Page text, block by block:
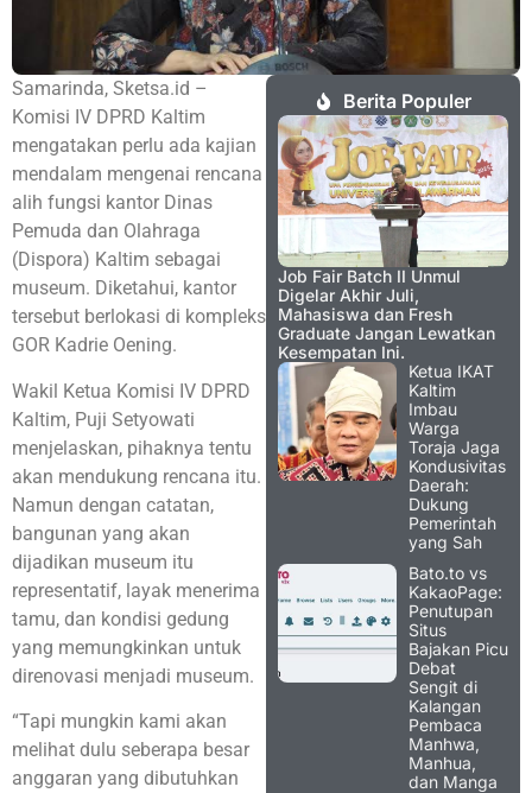
Samarinda, Sketsa.id –
Komisi IV DPRD Kaltim
mengatakan perlu ada kajian
mendalam mengenai rencana
alih fungsi kantor Dinas
Pemuda dan Olahraga
(Dispora) Kaltim sebagai
museum. Diketahui, kantor
tersebut berlokasi di kompleks
GOR Kadrie Oening.
Wakil Ketua Komisi IV DPRD
Kaltim, Puji Setyowati
menjelaskan, pihaknya tentu
akan mendukung rencana itu.
Namun dengan catatan,
bangunan yang akan
dijadikan museum itu
representatif, layak menerima
tamu, dan kondisi gedung
yang memungkinkan untuk
direnovasi menjadi museum.
“Tapi mungkin kami akan
melihat dulu seberapa besar
anggaran yang dibutuhkan
Berita Populer
Job Fair Batch II Unmul
Digelar Akhir Juli,
Mahasiswa dan Fresh
Graduate Jangan Lewatkan
Kesempatan Ini.
Ketua IKAT
Kaltim
Imbau
Warga
Toraja Jaga
Kondusivitas
Daerah:
Dukung
Pemerintah
yang Sah
Bato.to vs
KakaoPage:
Penutupan
Situs
Bajakan Picu
Debat
Sengit di
Kalangan
Pembaca
Manhwa,
Manhua,
dan Manga